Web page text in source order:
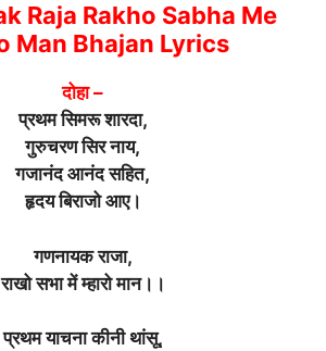
Raja Rakho Sabha Me
Man Bhajan Lyrics
दोहा –
प्रथम सिमरू शारदा,
गुरुचरण सिर नाय,
गजानंद आनंद सहित,
हृदय बिराजो आए।
गणनायक राजा,
राखो सभा में म्हारो मान।।
प्रथम याचना कीनी थांसू,